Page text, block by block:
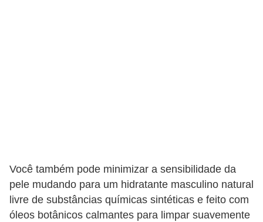
Você também pode minimizar a sensibilidade da
pele mudando para um hidratante masculino natural
livre de substâncias químicas sintéticas e feito com
óleos botânicos calmantes para limpar suavemente
s
m
a